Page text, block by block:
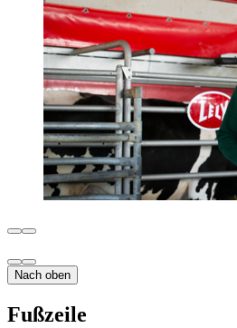
Nach oben
Fußzeile